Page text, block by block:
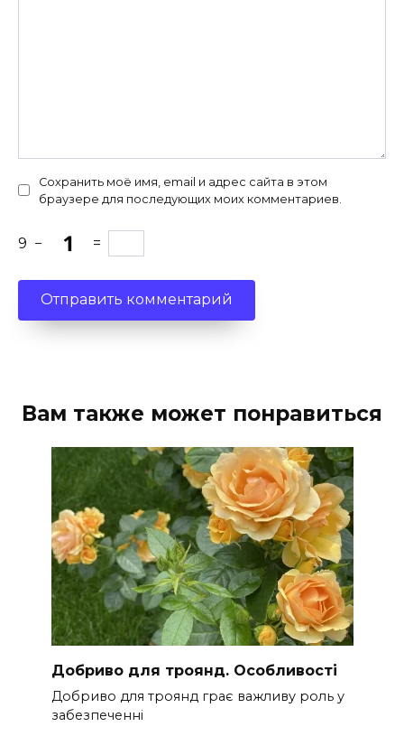
Сохранить моё имя, email и адрес сайта в этом
браузере для последующих моих комментариев.
9 − =
Вам также может понравиться
Добриво для троянд. Особливості
Добриво для троянд грає важливу роль у
забезпеченні